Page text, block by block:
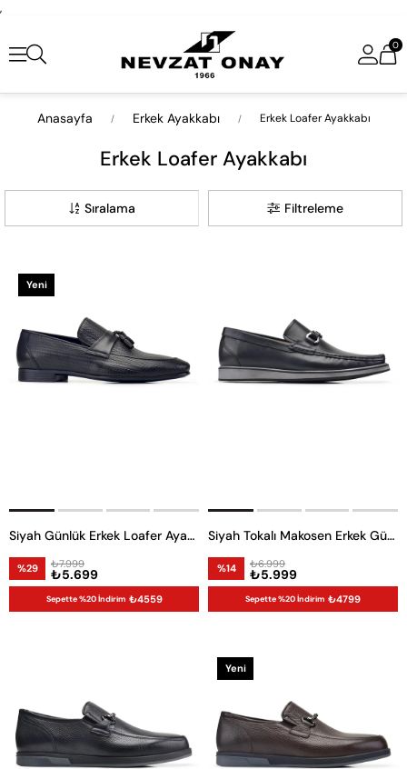
,
0
Anasayfa Erkek Ayakkabı Erkek Loafer Ayakkabı
Erkek Loafer Ayakkabı
Filtreleme
Sıralama
Siyah Günlük Erkek Loafer Ayakkabı
%29 ₺5.699
₺7.999
Yeni
Sepette %20 İndirim ₺4559
Siyah Tokalı Makosen Erkek Günlük Ayakkabı
%14 ₺5.999
₺6.999
Sepette %20 İndirim ₺4799
Yeni